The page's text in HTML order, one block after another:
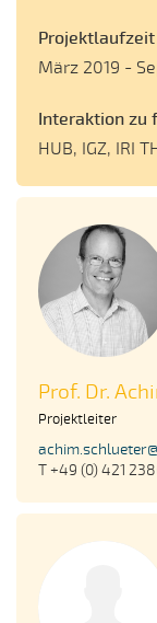
Projektlaufzeit
März 2019 -
Interaktion zu
HUB, IGZ, IRI
Prof. Dr.
Projektleiter
T +49 (0) 421